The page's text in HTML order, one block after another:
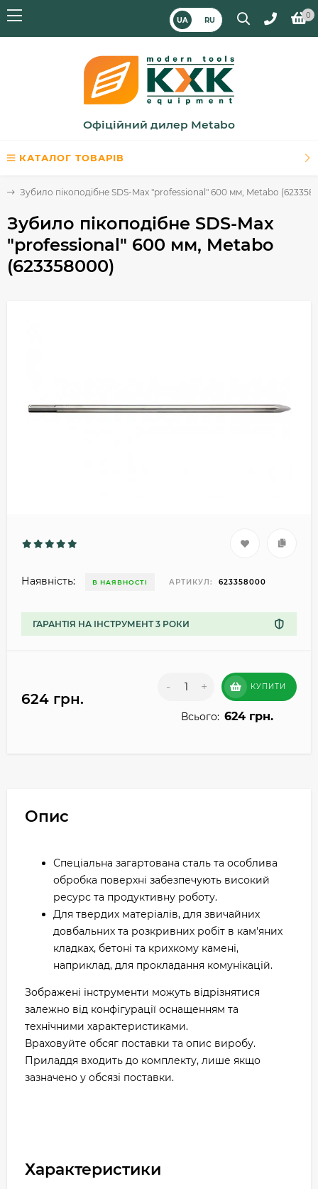
UA RU
0
Офіційний дилер Metabo
КАТАЛОГ ТОВАРІВ
Зубило пікоподібне SDS-Max "professional" 600 мм, Metabo
Зубило пікоподібне SDS-Max
"professional" 600 мм, Metabo
(623358000)
Наявність: В НАЯВНОСТІ АРТИКУЛ: 623358000
ГАРАНТІЯ НА ІНСТРУМЕНТ 3 РОКИ
624 грн.
- + КУПИТИ
Всього: 624 грн.
Опис
Спеціальна загартована сталь та особлива
обробка поверхні забезпечують високий
ресурс та продуктивну роботу.
Для твердих матеріалів, для звичайних
довбальних та розкривних робіт в кам'яних
кладках, бетоні та крихкому камені,
наприклад, для прокладання комунікацій.
Зображені інструменти можуть відрізнятися
залежно від конфігурації оснащенням та
технічними характеристиками.
Враховуйте обсяг поставки та опис виробу.
Приладдя входить до комплекту, лише якщо
зазначено у обсязі поставки.
Характеристики